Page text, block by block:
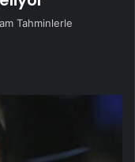
Tahminlerle